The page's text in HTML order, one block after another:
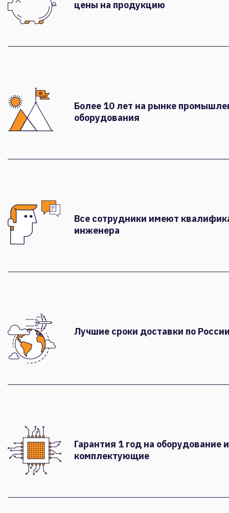
цены на продукцию
Более 10 лет на рынке
оборудования
Все сотрудники имеют
инженера
Лучшие сроки доставки по
Гарантия 1 год на оборудование и
комплектующие